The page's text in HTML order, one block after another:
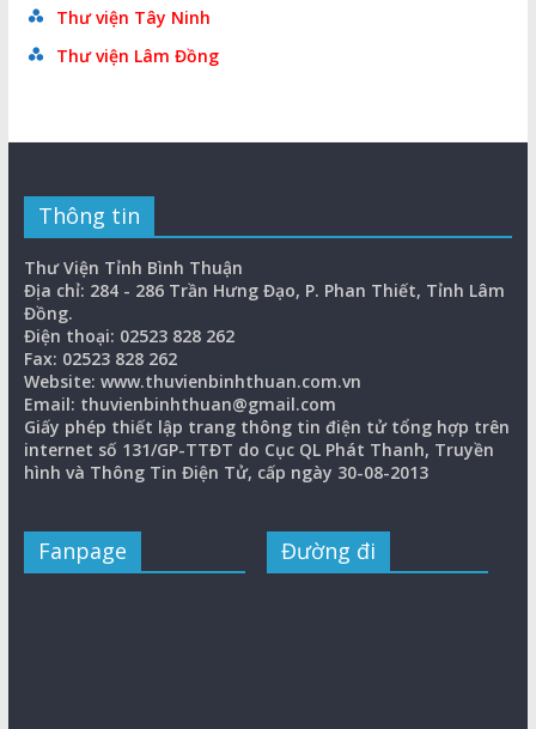
Thư viện Tây Ninh
Thư viện Lâm Đồng
Thông tin
Thư Viện Tỉnh Bình Thuận
Địa chỉ: 284 - 286 Trần Hưng Đạo, P. Phan Thiết, Tỉnh Lâm
Đồng.
Điện thoại: 02523 828 262
Fax: 02523 828 262
Website: www.thuvienbinhthuan.com.vn
Email: thuvienbinhthuan@gmail.com
Giấy phép thiết lập trang thông tin điện tử tổng hợp trên
internet số 131/GP-TTĐT do Cục QL Phát Thanh, Truyền
hình và Thông Tin Điện Tử, cấp ngày 30-08-2013
Fanpage Đường đi